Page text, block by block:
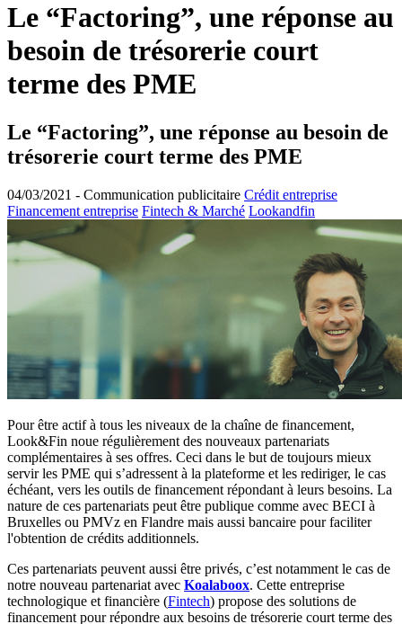
Le “Factoring”, une réponse au
besoin de trésorerie court
terme des PME
Le “Factoring”, une réponse au besoin de
trésorerie court terme des PME
04/03/2021 - Communication publicitaire Crédit entreprise
Financement entreprise Fintech & Marché Lookandfin
Pour être actif à tous les niveaux de la chaîne de financement,
Look&Fin noue régulièrement des nouveaux partenariats
complémentaires à ses offres. Ceci dans le but de toujours mieux
servir les PME qui s’adressent à la plateforme et les rediriger, le cas
échéant, vers les outils de financement répondant à leurs besoins. La
nature de ces partenariats peut être publique comme avec BECI à
Bruxelles ou PMVz en Flandre mais aussi bancaire pour faciliter
l'obtention de crédits additionnels.
Ces partenariats peuvent aussi être privés, c’est notamment le cas de
notre nouveau partenariat avec Koalaboox. Cette entreprise
technologique et financière (Fintech) propose des solutions de
financement pour répondre aux besoins de trésorerie court terme des